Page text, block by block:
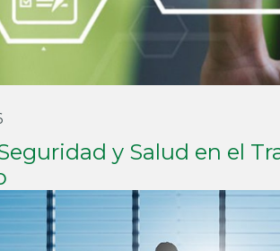
y Salud en el